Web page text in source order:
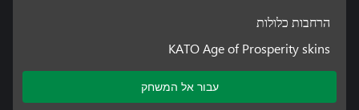
הרחבות כלולות
KATO Age of Prosperity skins
עבור אל המשחק